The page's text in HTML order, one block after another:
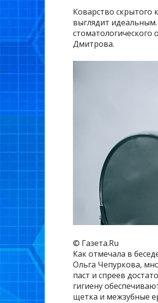
Коварство скрытого
выглядит
Дмитрова.
© Газета.Ru
Как отмечала в
Ольга Чепуркова,
паст и спреев
гигиену
щетка и межзубные